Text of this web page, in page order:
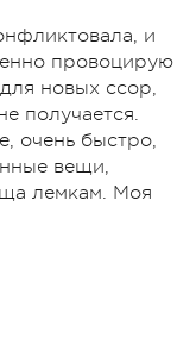
и
провоцирую
новых ссор,
получается.
очень быстро,
вещи,
лемкам. Моя